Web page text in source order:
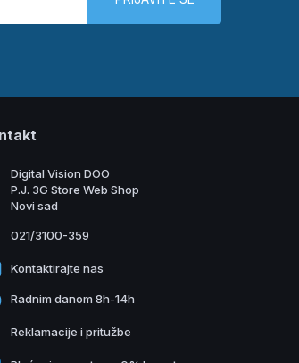
Digital Vision DOO
P.J. 3G Store Web Shop
Novi sad
021/3100-359
Kontaktirajte nas
Radnim danom 8h-14h
Reklamacije i pritužbe